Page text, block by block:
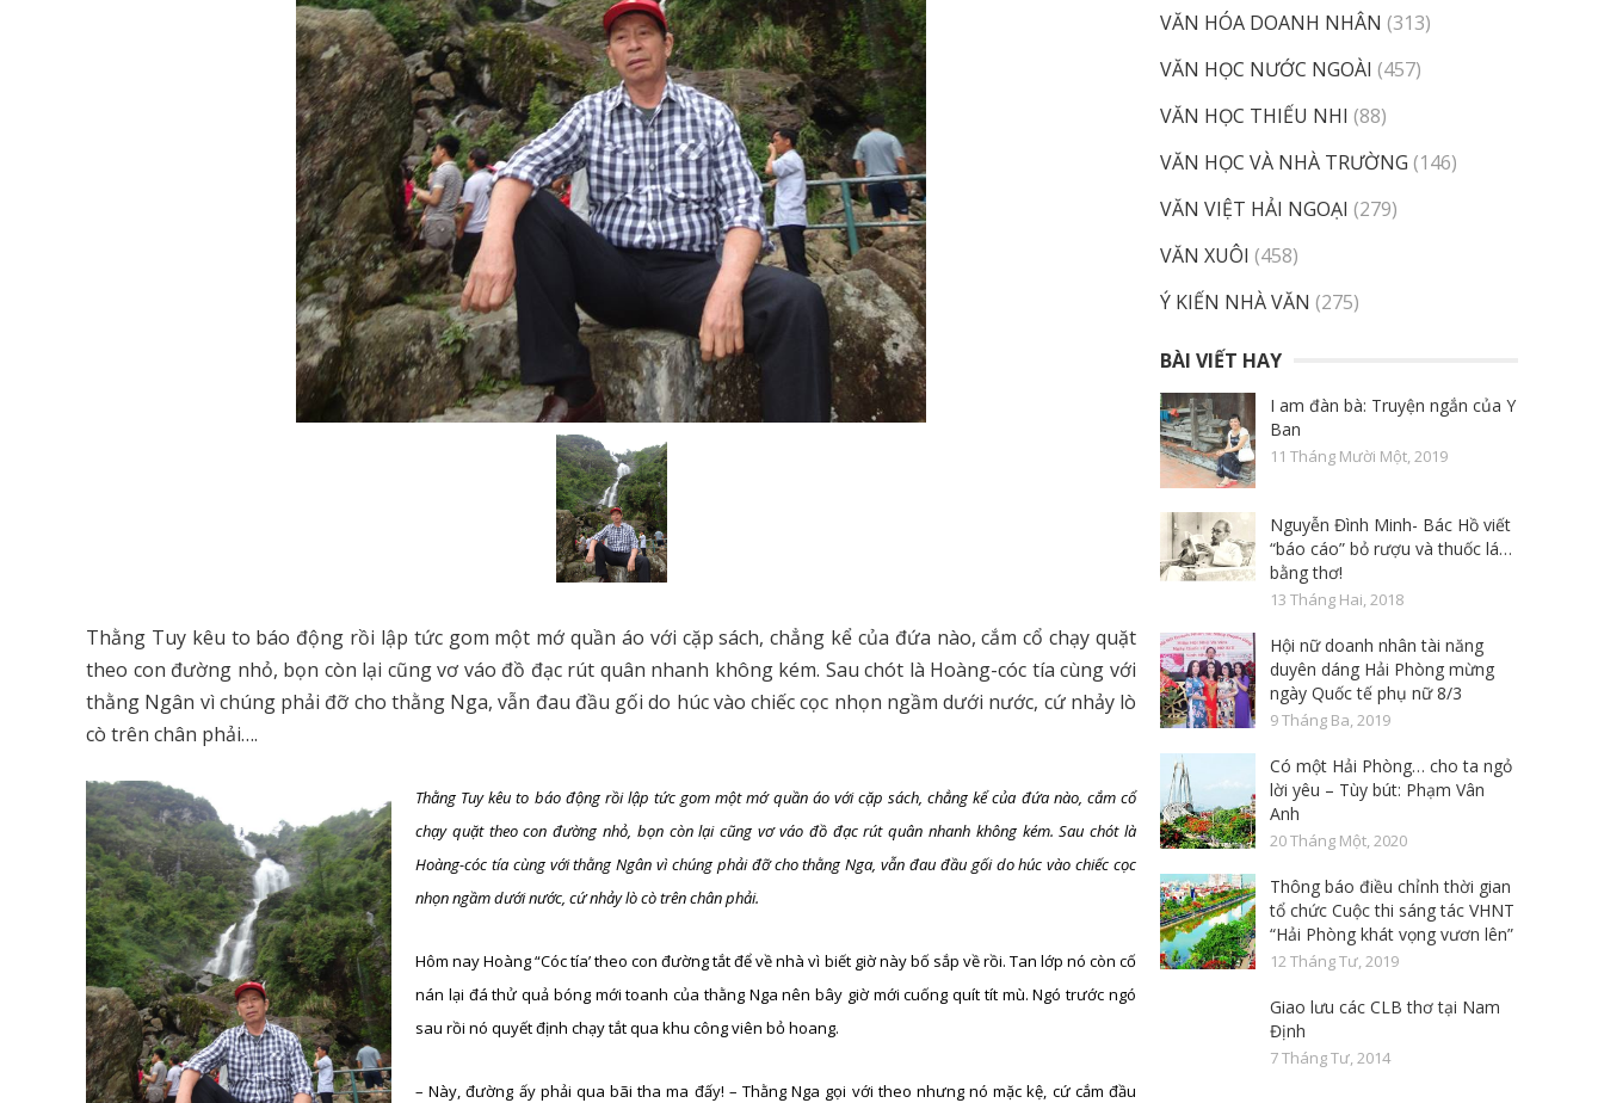
Thằng Tuy kêu to báo động rồi lập tức gom một mớ quần áo với cặp sách, chẳng kể của đứa nào, cắm cổ chạy quặt
theo con đường nhỏ, bọn còn lại cũng vơ váo đồ đạc rút quân nhanh không kém. Sau chót là Hoàng-cóc tía cùng với
thằng Ngân vì chúng phải đỡ cho thằng Nga, vẫn đau đầu gối do húc vào chiếc cọc nhọn ngầm dưới nước, cứ nhảy lò
cò trên chân phải….
Thằng Tuy kêu to báo động rồi lập tức gom một mớ quần áo với cặp sách, chẳng kể của đứa nào, cắm cổ
chạy quặt theo con đường nhỏ, bọn còn lại cũng vơ váo đồ đạc rút quân nhanh không kém. Sau chót là
Hoàng-cóc tía cùng với thằng Ngân vì chúng phải đỡ cho thằng Nga, vẫn đau đầu gối do húc vào chiếc cọc
nhọn ngầm dưới nước, cứ nhảy lò cò trên chân phải.
Hôm nay Hoàng “Cóc tía’ theo con đường tắt để về nhà vì biết giờ này bố sắp về rồi. Tan lớp nó còn cố
nán lại đá thử quả bóng mới toanh của thằng Nga nên bây giờ mới cuống quít tít mù. Ngó trước ngó
sau rồi nó quyết định chạy tắt qua khu công viên bỏ hoang.
– Này, đường ấy phải qua bãi tha ma đấy! – Thằng Nga gọi với theo nhưng nó mặc kệ, cứ cắm đầu
VĂN HÓA DOANH NHÂN (313)
VĂN HỌC NƯỚC NGOÀI (457)
VĂN HỌC THIẾU NHI (88)
VĂN HỌC VÀ NHÀ TRƯỜNG (146)
VĂN VIỆT HẢI NGOẠI (279)
VĂN XUÔI (458)
Ý KIẾN NHÀ VĂN (275)
BÀI VIẾT HAY
I am đàn bà: Truyện ngắn của Y
Ban
11 Tháng Mười Một, 2019
Nguyễn Đình Minh- Bác Hồ viết
“báo cáo” bỏ rượu và thuốc lá…
bằng thơ!
13 Tháng Hai, 2018
Hội nữ doanh nhân tài năng
duyên dáng Hải Phòng mừng
ngày Quốc tế phụ nữ 8/3
9 Tháng Ba, 2019
Có một Hải Phòng… cho ta ngỏ
lời yêu – Tùy bút: Phạm Vân
Anh
20 Tháng Một, 2020
Thông báo điều chỉnh thời gian
tổ chức Cuộc thi sáng tác VHNT
“Hải Phòng khát vọng vươn lên”
12 Tháng Tư, 2019
Giao lưu các CLB thơ tại Nam
Định
7 Tháng Tư, 2014